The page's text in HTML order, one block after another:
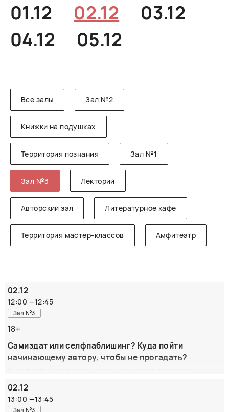
01.12 02.12
03.12
04.12
05.12
Все залы Зал №2
Книжки на подушках
Территория познания Зал №1
Зал №3 Лекторий
Авторский зал Литературное кафе
Территория мастер-классов Амфитеатр
02.12
12:00 —12:45
Зал №3
18+
Самиздат или селфпаблишинг? Куда пойти
начинающему автору, чтобы не прогадать?
Что делать неизвестному пока автору после того, как
поставлена последняя точка в рукописи? Опытные уже
02.12
13:00 —13:45
Зал №3